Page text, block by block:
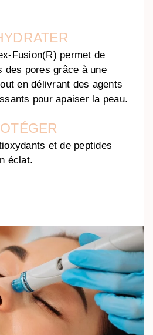
Fusion(R) permet de
des pores grâce à une
en délivrant des agents
pour apaiser la peau.
et de peptides
éclat.